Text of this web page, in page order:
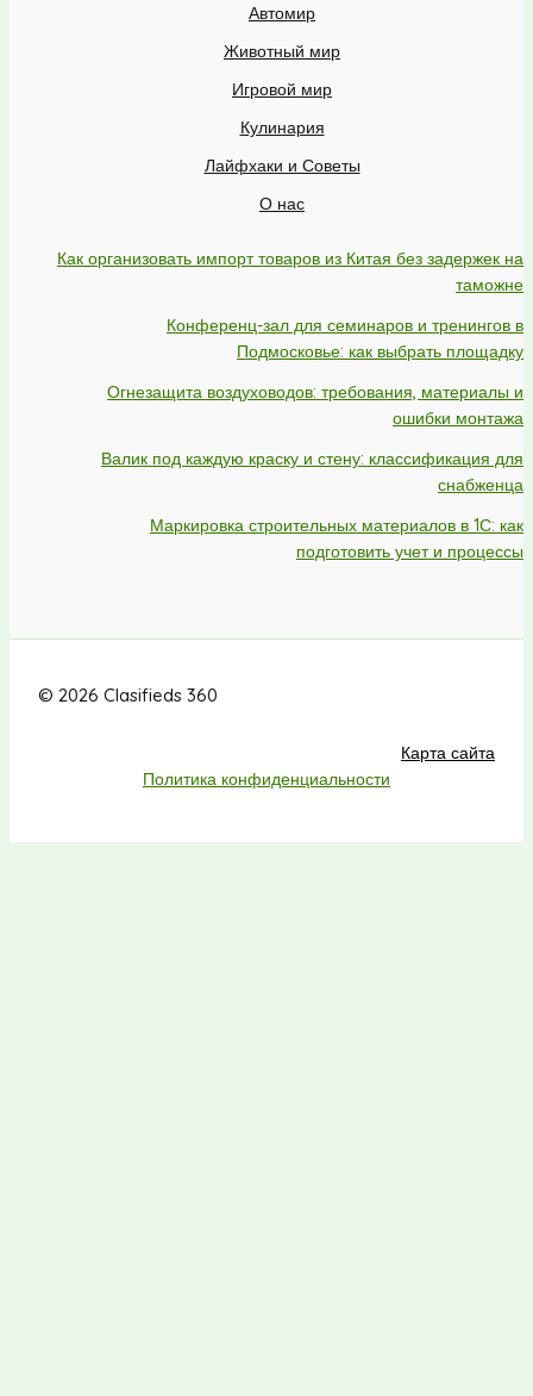
Автомир
Животный мир
Игровой мир
Кулинария
Лайфхаки и Советы
О нас
Как организовать импорт товаров из Китая без задержек на
таможне
Конференц-зал для семинаров и тренингов в
Подмосковье: как выбрать площадку
Огнезащита воздуховодов: требования, материалы и
ошибки монтажа
Валик под каждую краску и стену: классификация для
снабженца
Маркировка строительных материалов в 1С: как
подготовить учет и процессы
© 2026 Clasifieds 360
Карта сайта
Политика конфиденциальности